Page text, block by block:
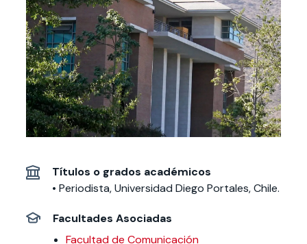
cursos
Especialidades y
estadías
Te puede
interesar:
International
students
Facultades
interesar:
2025
vinculación con la
sociedad
Extensión Cultural
Te puede interesar:Filantropía y Donaciones
intercambio
Servicios y apoyos
Te puede
interesar:
Explora el campus
Uandes
Noticias
estudiantiles
Títulos o grados académicos
• Periodista, Universidad Diego Portales, Chile.
Facultades Asociadas
Facultad de Comunicación